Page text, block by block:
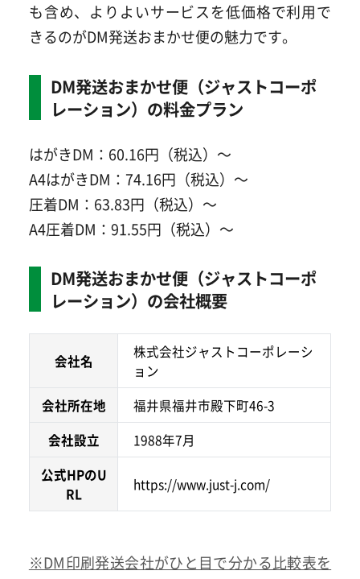
も含め、よりよいサービスを低価格で利用で
きるのがDM発送おまかせ便の魅力です。
DM発送おまかせ便（ジャストコーポ
レーション）の料金プラン
はがきDM：60.16円（税込）～
A4はがきDM：74.16円（税込）～
圧着DM：63.83円（税込）～
A4圧着DM：91.55円（税込）～
DM発送おまかせ便（ジャストコーポ
レーション）の会社概要
会社名
株式会社ジャストコーポレーシ
ョン
会社所在地
福井県福井市殿下町46-3
会社設立
1988年7月
公式HPのU
RL
https://www.just-j.com/
※DM印刷発送会社がひと目で分かる比較表を